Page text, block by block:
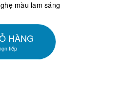
màu lam sáng
HÀNG
tiếp